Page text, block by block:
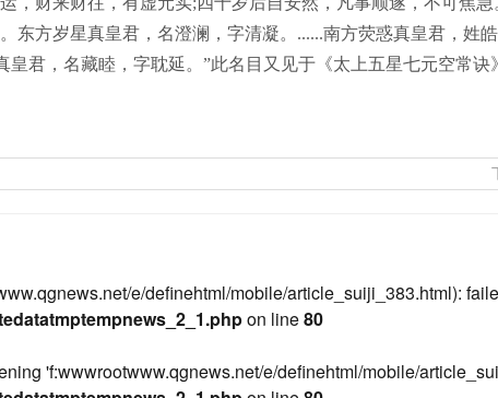
东方岁星真皇君，名澄澜，字清凝。......南方荧惑真皇君，姓
皇君，名藏睦，字耽延。”此名目又见于《太上五星七元空常诀
e/definehtml/mobile/article_suiji_383.html):
on line80
'f:wwwrootwww.qgnews.net/e/definehtml/mobile/